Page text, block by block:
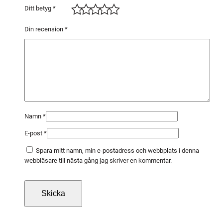
Ditt betyg *
Din recension *
Namn *
E-post *
Spara mitt namn, min e-postadress och webbplats i denna
webbläsare till nästa gång jag skriver en kommentar.